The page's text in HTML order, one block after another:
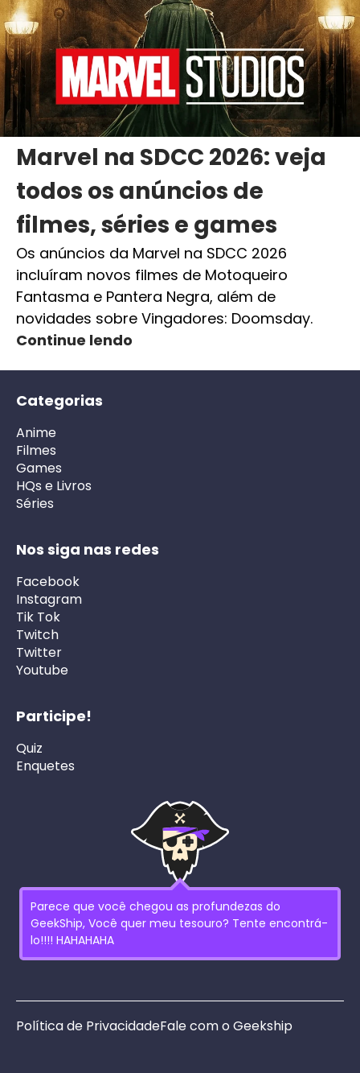
Marvel na SDCC 2026: veja
todos os anúncios de
filmes, séries e games
Os anúncios da Marvel na SDCC 2026
incluíram novos filmes de Motoqueiro
Fantasma e Pantera Negra, além de
novidades sobre Vingadores: Doomsday.
Continue lendo
Categorias
Anime
Filmes
Games
HQs e Livros
Séries
Nos siga nas redes
Facebook
Instagram
Tik Tok
Twitch
Twitter
Youtube
Participe!
Quiz
Enquetes
Parece que você chegou as profundezas do
GeekShip, Você quer meu tesouro? Tente encontrá-
lo!!!! HAHAHAHA
Política de PrivacidadeFale com o Geekship